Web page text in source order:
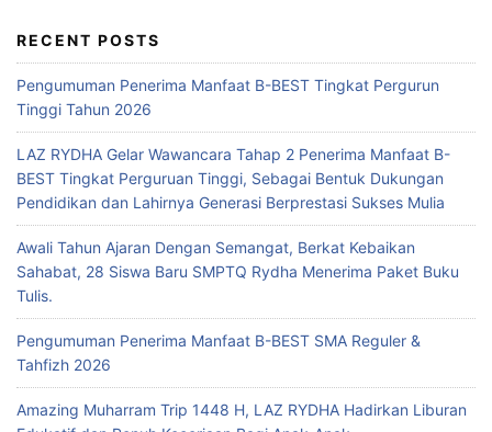
RECENT POSTS
Pengumuman Penerima Manfaat B-BEST Tingkat Pergurun
Tinggi Tahun 2026
LAZ RYDHA Gelar Wawancara Tahap 2 Penerima Manfaat B-
BEST Tingkat Perguruan Tinggi, Sebagai Bentuk Dukungan
Pendidikan dan Lahirnya Generasi Berprestasi Sukses Mulia
Awali Tahun Ajaran Dengan Semangat, Berkat Kebaikan
Sahabat, 28 Siswa Baru SMPTQ Rydha Menerima Paket Buku
Tulis.
Pengumuman Penerima Manfaat B-BEST SMA Reguler &
Tahfizh 2026
Amazing Muharram Trip 1448 H, LAZ RYDHA Hadirkan Liburan